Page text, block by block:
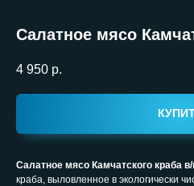
Салатное мясо
4 950 р.
Салатное мясо Камчатского краба
краба, выловленное в экологически